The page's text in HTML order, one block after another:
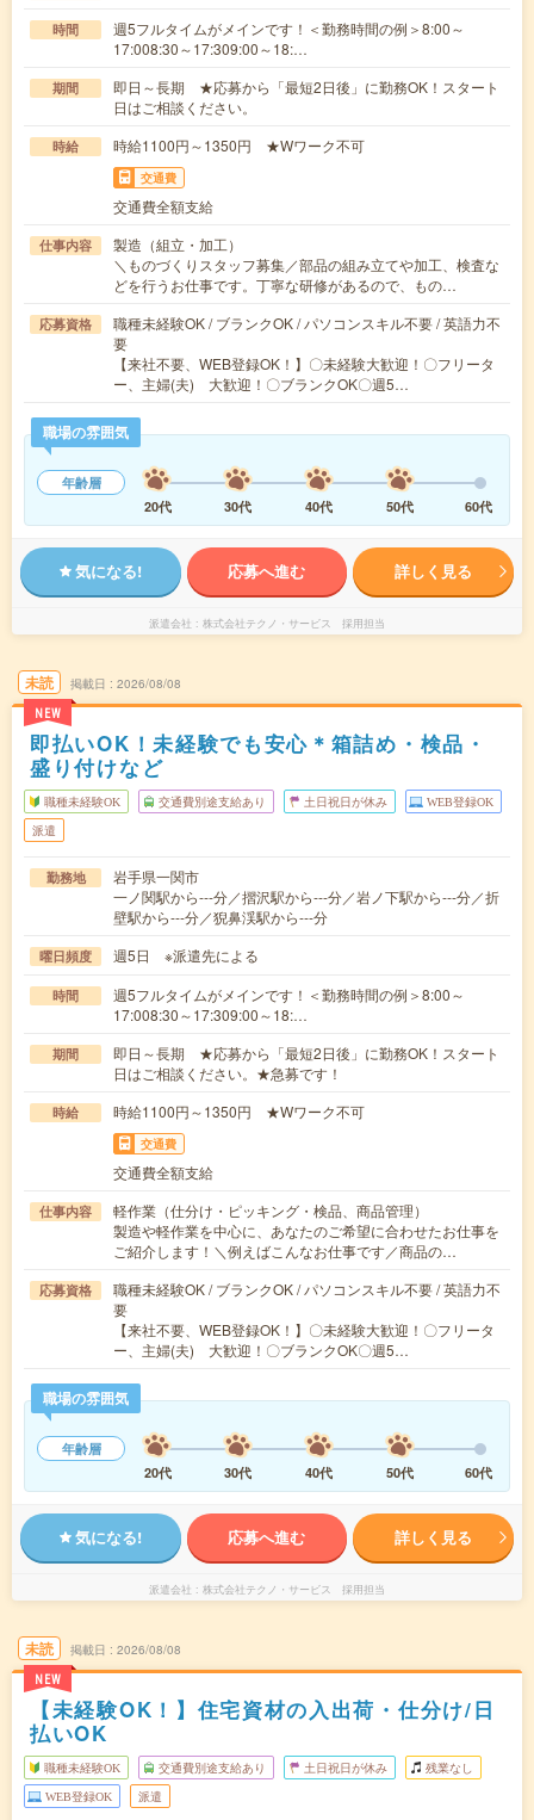
時間
週5フルタイムがメインです！＜勤務時間の例＞8:00～
17:008:30～17:309:00～18:…
期間
即日～長期 ★応募から「最短2日後」に勤務OK！スタート
日はご相談ください。
時給 時給1100円～1350円 ★Wワーク不可
交通費
交通費全額支給
仕事内容
製造（組立・加工）
＼ものづくりスタッフ募集／部品の組み立てや加工、検査な
どを行うお仕事です。丁寧な研修があるので、もの…
応募資格
職種未経験OK / ブランクOK / パソコンスキル不要 / 英語力不
要
【来社不要、WEB登録OK！】〇未経験大歓迎！〇フリータ
ー、主婦(夫) 大歓迎！〇ブランクOK〇週5…
職場の雰囲気
年齢層
20代
30代 40代 50代 60代
気になる! 応募へ進む 詳しく見る
派遣会社 株式会社テクノ・サービス 採用担当
未読
NEW
掲載日 2026/08/08
即払いOK！未経験でも安心＊箱詰め・検品・
盛り付けなど
職種未経験OK 交通費別途支給あり 土日祝日が休み WEB登録OK
派遣
勤務地
岩手県一関市
一ノ関駅から---分／摺沢駅から---分／岩ノ下駅から---分／折
壁駅から---分／猊鼻渓駅から---分
曜日頻度 週5日 ※派遣先による
時間
週5フルタイムがメインです！＜勤務時間の例＞8:00～
17:008:30～17:309:00～18:…
期間
即日～長期 ★応募から「最短2日後」に勤務OK！スタート
日はご相談ください。★急募です！
時給 時給1100円～1350円 ★Wワーク不可
交通費
交通費全額支給
仕事内容
軽作業（仕分け・ピッキング・検品、商品管理）
製造や軽作業を中心に、あなたのご希望に合わせたお仕事を
ご紹介します！＼例えばこんなお仕事です／商品の…
応募資格
職種未経験OK / ブランクOK / パソコンスキル不要 / 英語力不
要
【来社不要、WEB登録OK！】〇未経験大歓迎！〇フリータ
ー、主婦(夫) 大歓迎！〇ブランクOK〇週5…
職場の雰囲気
年齢層
20代
30代 40代 50代 60代
気になる! 応募へ進む 詳しく見る
派遣会社 株式会社テクノ・サービス 採用担当
未読
NEW
掲載日 2026/08/08
【未経験OK！】住宅資材の入出荷・仕分け/日
払いOK
職種未経験OK 交通費別途支給あり 土日祝日が休み 残業なし
WEB登録OK 派遣